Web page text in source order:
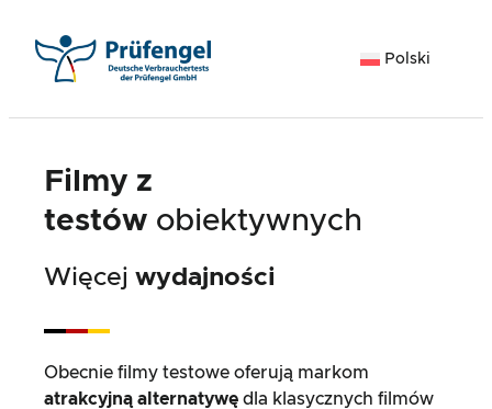
Polski
Filmy z
testów obiektywnych
Więcej wydajności
Obecnie filmy testowe oferują markom
atrakcyjną alternatywę dla klasycznych filmów